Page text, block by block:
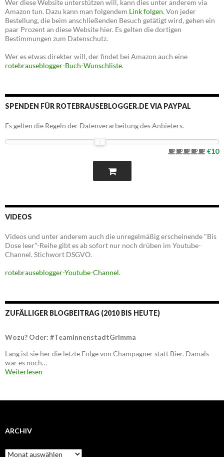
Wer diese Website unterstützen will, kann dies unter anderem via
Amazon tun. Dazu kann man folgendem Link folgen. Von jeder
Bestellung, die beim anschließenden Besuch getätigt wird, gehen ein
paar Prozent an diese Website hier. Es gelten die dortigen
Bestimmungen zum Datenschutz.
Wer es etwas direkter will, der findet bei Amazon auch eine
rotebrauseblogger-Buch-Wunschliste.
SPENDEN FÜR ROTEBRAUSEBLOGGER.DE VIA PAYPAL
Es gelten die Regeln der Datenverarbeitung des Anbieters.
€10
VIDEOS
Videos und unter anderem auch die unregelmäßig erscheinende "Bis
Dose leer"-Reihe gibt es ab sofort nur noch drüben im Youtube-
Channel. Stichwort DSGVO.
rotebrauseblogger-Youtube-Channel.
ZUFÄLLIGER BLOGBEITRAG (2010 BIS HEUTE)
Wozu? Oder: #TeamInnenstadtGrimma
Lang ist sie her die letzte Folge von Champagner statt Bier. Damals
war es noch…
Weiterlesen
ARCHIV
Archiv